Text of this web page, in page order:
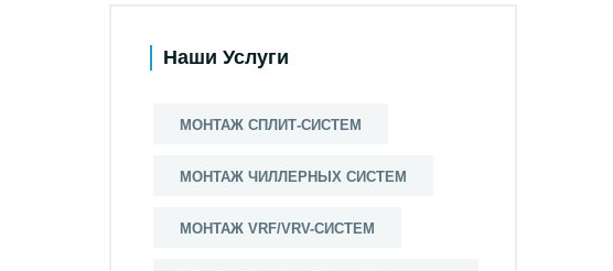
Наши Услуги
МОНТАЖ СПЛИТ-СИСТЕМ
МОНТАЖ ЧИЛЛЕРНЫХ СИСТЕМ
МОНТАЖ VRF/VRV-СИСТЕМ